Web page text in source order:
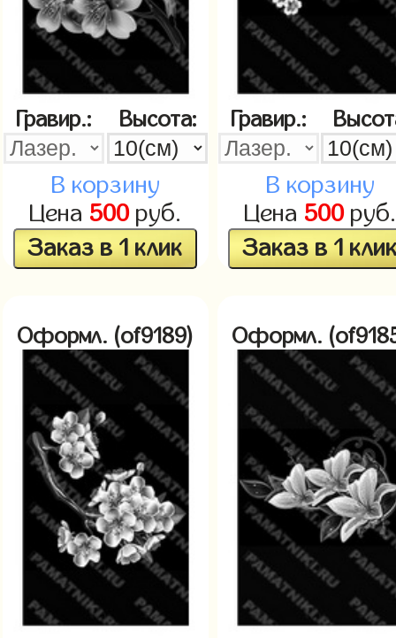
Гравир.: Высота:
В корзину
Цена 500руб.
Заказ в 1 клик
Гравир.:
В корзину
Цена 500руб.
Заказ в 1
Оформл. (of9189) Оформл.